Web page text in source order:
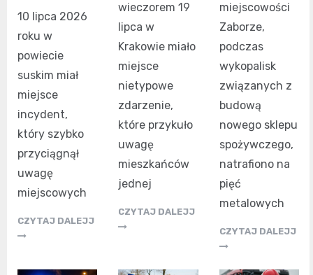
10 lipca 2026
roku w
powiecie
suskim miał
miejsce
incydent,
który szybko
przyciągnął
uwagę
miejscowych
CZYTAJ DALEJJ
wieczorem 19
lipca w
Krakowie miało
miejsce
nietypowe
zdarzenie,
które przykuło
uwagę
mieszkańców
jednej
CZYTAJ DALEJJ
miejscowości
Zaborze,
podczas
wykopalisk
związanych z
budową
nowego sklepu
spożywczego,
natrafiono na
pięć
metalowych
CZYTAJ DALEJJ